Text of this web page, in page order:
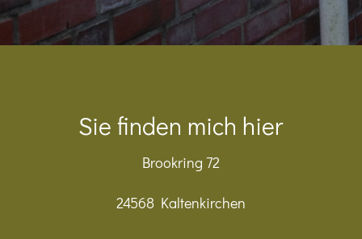
Sie finden mich hier
Brookring 72
24568 Kaltenkirchen